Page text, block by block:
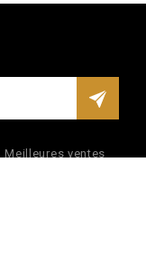
Meilleures ventes